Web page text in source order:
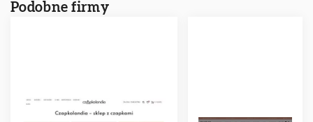
Podobne firmy